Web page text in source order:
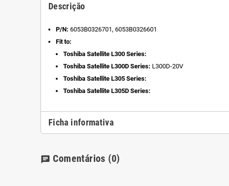
Descrição
P/N: 6053B0326701, 6053B0326601
Fit to:
Toshiba Satellite L300 Series:
Toshiba Satellite L300D Series: L300D-20V
Toshiba Satellite L305 Series:
Toshiba Satellite L305D Series:
Ficha informativa
chat Comentários (0)